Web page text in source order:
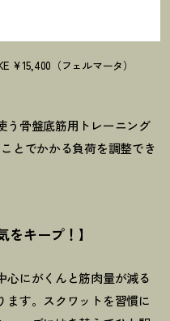
¥15,400（フェルマータ）
う骨盤底筋用トレーニング
とでかかる負荷を調整でき
をキープ ！ 】
心にがくんと筋肉量が減る
ます。スクワットを習慣に